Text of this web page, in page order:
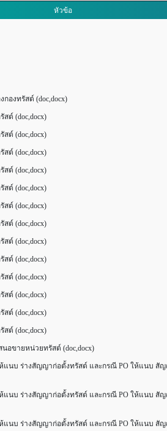
หัวข้อ
องทรัสต์ (doc,docx)
ต์ (doc,docx)
ต์ (doc,docx)
ต์ (doc,docx)
ต์ (doc,docx)
ต์ (doc,docx)
ต์ (doc,docx)
ต์ (doc,docx)
ต์ (doc,docx)
ต์ (doc,docx)
ต์ (doc,docx)
ต์ (doc,docx)
ต์ (doc,docx)
ต์ (doc,docx)
อขายหน่วยทรัสต์ (doc,docx)
ห้แนบ ร่างสัญญาก่อตั้งทรัสต์ และกรณี PO ให้แนบ สั
ห้แนบ ร่างสัญญาก่อตั้งทรัสต์ และกรณี PO ให้แนบ สั
ห้แนบ ร่างสัญญาก่อตั้งทรัสต์ และกรณี PO ให้แนบ สั